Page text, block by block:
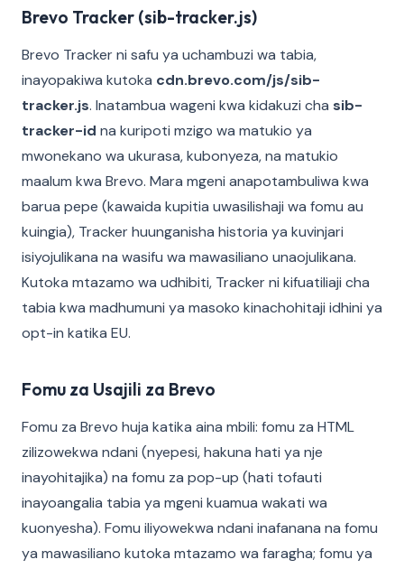
Brevo Tracker (sib-tracker.js)
Brevo Tracker ni safu ya uchambuzi wa tabia,
inayopakiwa kutoka cdn.brevo.com/js/sib-
tracker.js. Inatambua wageni kwa kidakuzi cha sib-
tracker-id na kuripoti mzigo wa matukio ya
mwonekano wa ukurasa, kubonyeza, na matukio
maalum kwa Brevo. Mara mgeni anapotambuliwa kwa
barua pepe (kawaida kupitia uwasilishaji wa fomu au
kuingia), Tracker huunganisha historia ya kuvinjari
isiyojulikana na wasifu wa mawasiliano unaojulikana.
Kutoka mtazamo wa udhibiti, Tracker ni kifuatiliaji cha
tabia kwa madhumuni ya masoko kinachohitaji idhini ya
opt-in katika EU.
Fomu za Usajili za Brevo
Fomu za Brevo huja katika aina mbili: fomu za HTML
zilizowekwa ndani (nyepesi, hakuna hati ya nje
inayohitajika) na fomu za pop-up (hati tofauti
inayoangalia tabia ya mgeni kuamua wakati wa
kuonyesha). Fomu iliyowekwa ndani inafanana na fomu
ya mawasiliano kutoka mtazamo wa faragha; fomu ya